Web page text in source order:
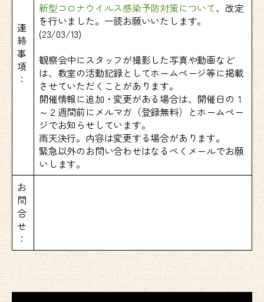
連
絡
事
項
：
新型コロナウイルス感染予防対策について、改定
を行いました。一読お願いいたします。
(23/03/13)
観察会中にスタッフが撮影した写真や動画など
は、教室の活動記録としてホームページ等に掲載
させていただくことがあります。
開催情報に追加・変更がある場合は、開催日の１
～２週間前にメルマガ（登録無料）とホームペー
ジでお知らせしています。
雨天決行。内容は変更する場合があります。
緊急以外のお問い合わせはなるべくメールでお願
いします。
お
問
合
せ
：